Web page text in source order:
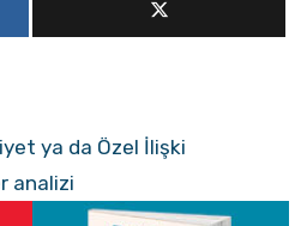
ya da Özel İlişki
analizi